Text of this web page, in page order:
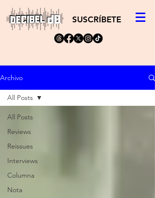
SUSCRÍBETE
Archivo
All Posts
Reviews
Reissues
Interviews
Columna
Nota
All Posts